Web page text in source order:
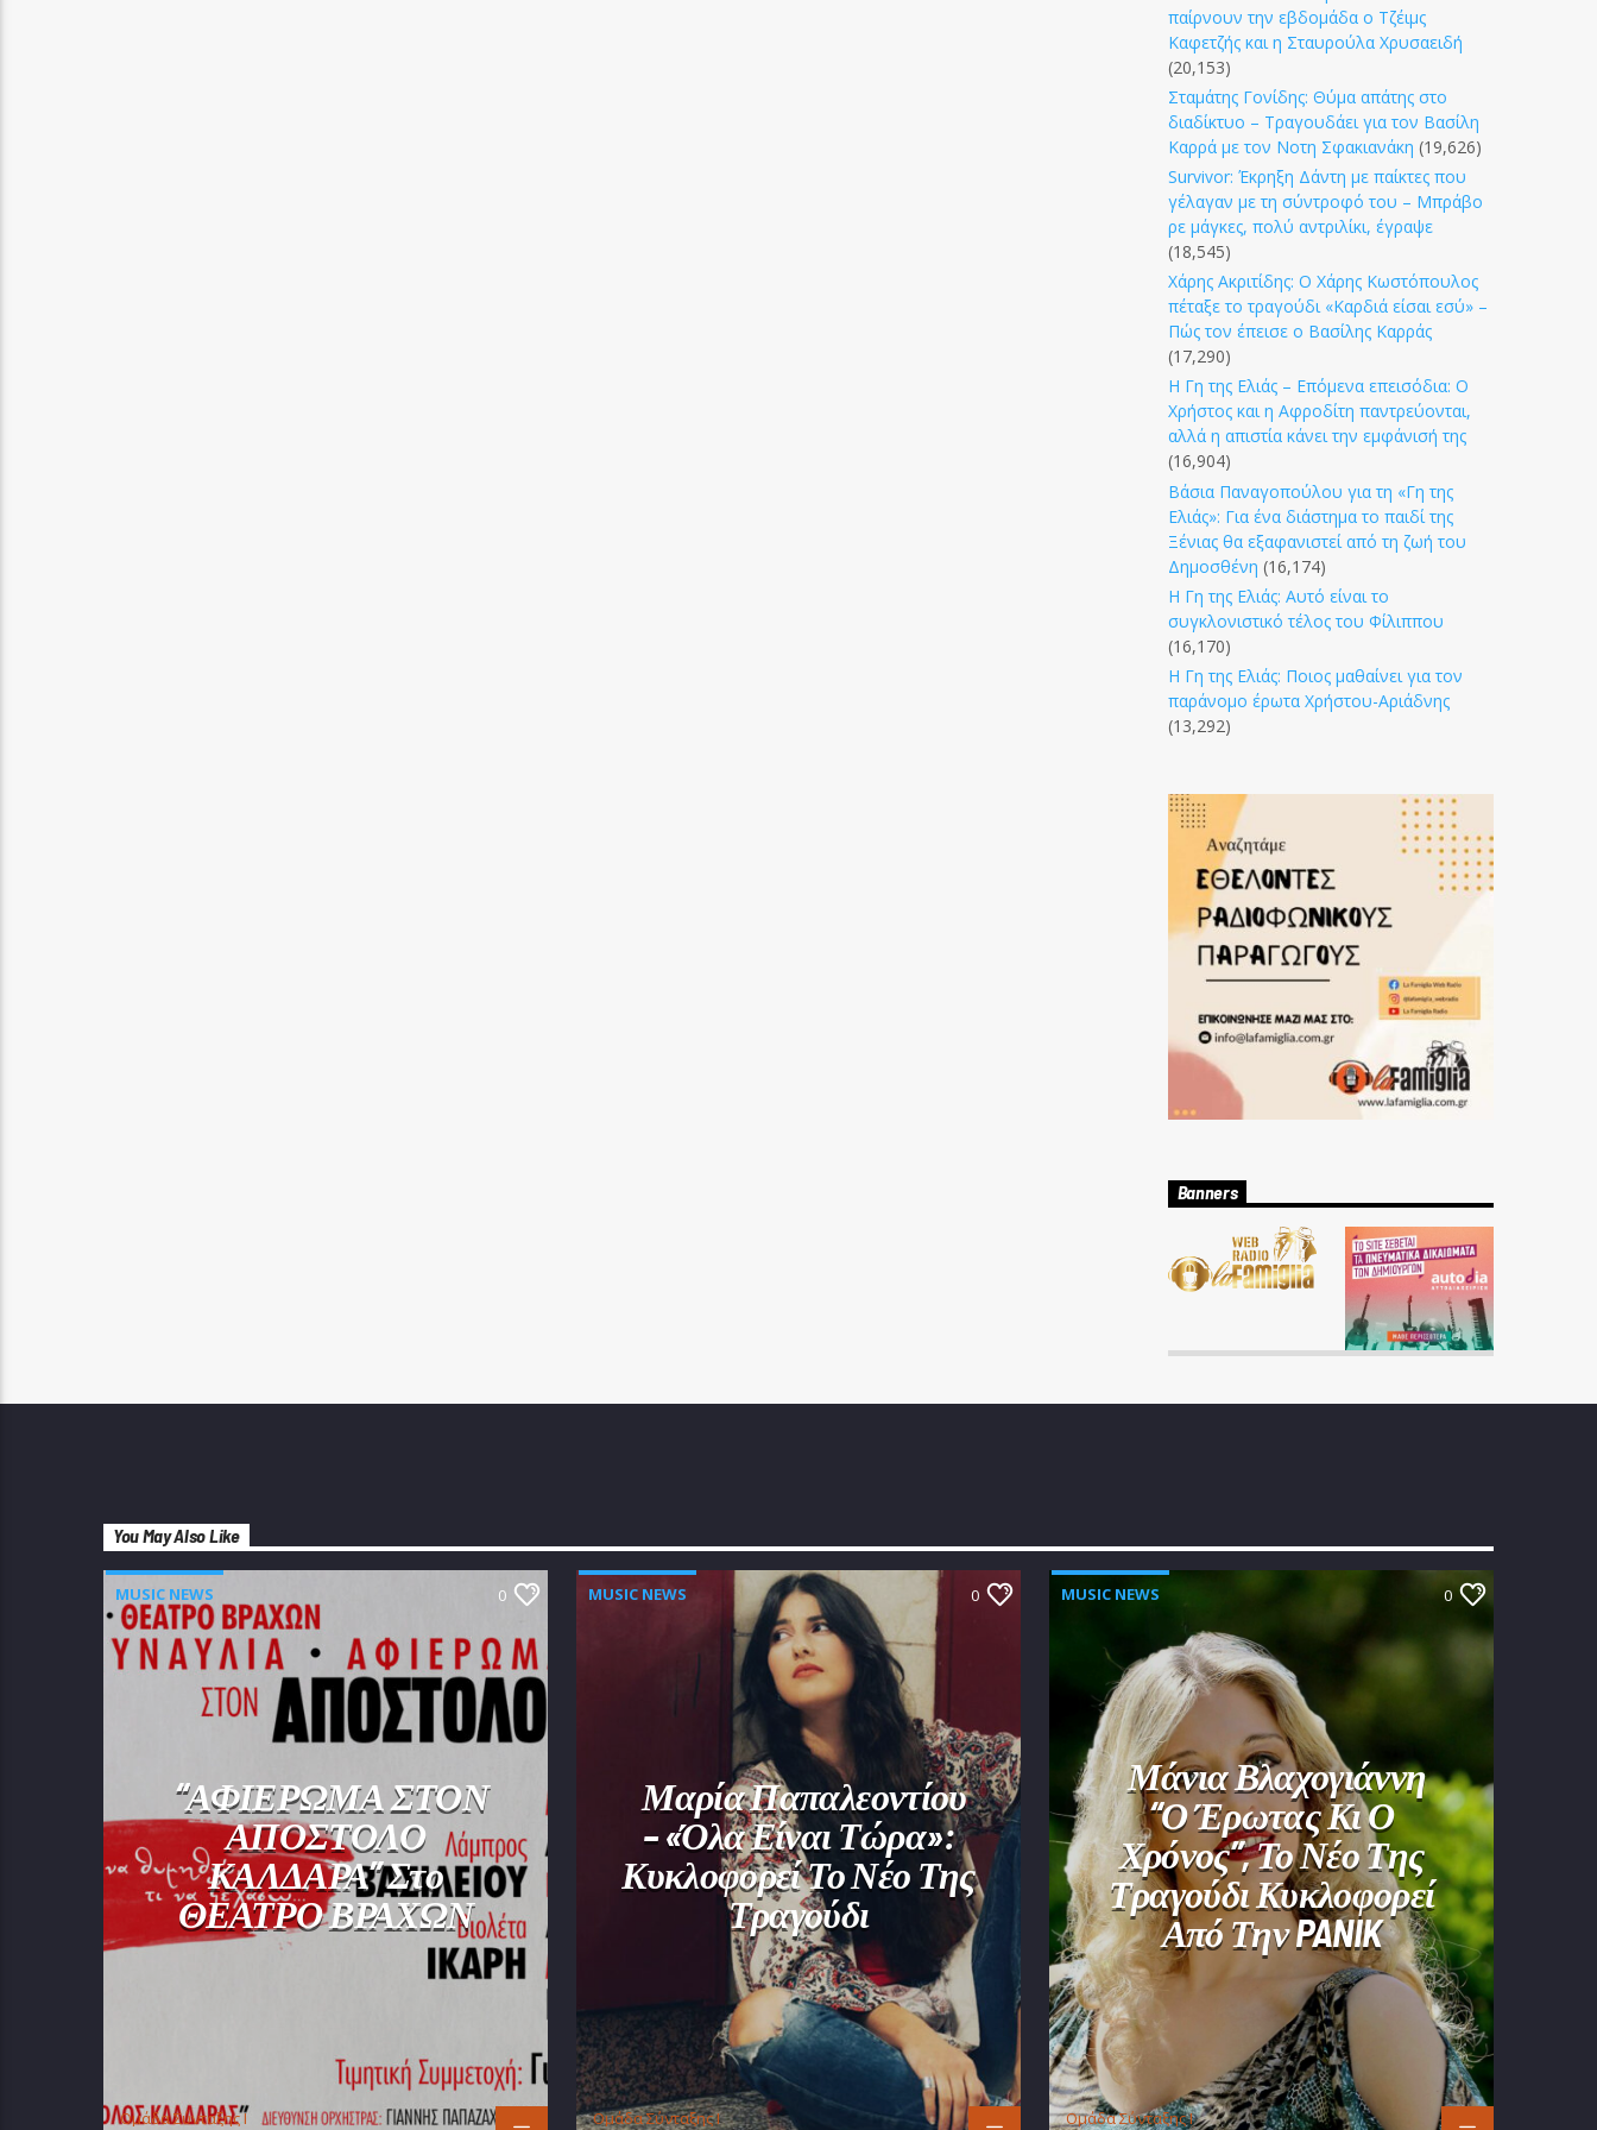
παίρνουν την εβδομάδα ο Τζέιμς
Καφετζής και η Σταυρούλα Χρυσαειδή
(20,153)
Σταμάτης Γονίδης: Θύμα απάτης στο
διαδίκτυο – Τραγουδάει για τον Βασίλη
Καρρά με τον Νοτη Σφακιανάκη (19,626)
Survivor: Έκρηξη Δάντη με παίκτες που
γέλαγαν με τη σύντροφό του – Μπράβο
ρε μάγκες, πολύ αντριλίκι, έγραψε
(18,545)
Χάρης Ακριτίδης: Ο Χάρης Κωστόπουλος
πέταξε το τραγούδι «Καρδιά είσαι εσύ» –
Πώς τον έπεισε ο Βασίλης Καρράς
(17,290)
Η Γη της Ελιάς – Επόμενα επεισόδια: Ο
Χρήστος και η Αφροδίτη παντρεύονται,
αλλά η απιστία κάνει την εμφάνισή της
(16,904)
Βάσια Παναγοπούλου για τη «Γη της
Ελιάς»: Για ένα διάστημα το παιδί της
Ξένιας θα εξαφανιστεί από τη ζωή του
Δημοσθένη (16,174)
Η Γη της Ελιάς: Αυτό είναι το
συγκλονιστικό τέλος του Φίλιππου
(16,170)
Η Γη της Ελιάς: Ποιος μαθαίνει για τον
παράνομο έρωτα Χρήστου-Αριάδνης
(13,292)
Banners
You May Also Like
MUSIC NEWS 0
“ΑΦΙΕΡΩΜΑ ΣΤΟΝ
ΑΠΟΣΤΟΛΟ
ΚΑΛΔΑΡΑ” Στο
ΘΕΑΤΡΟ ΒΡΑΧΩΝ
Oμάδα Σύνταξης Ι
MUSIC NEWS 0
Μαρία Παπαλεοντίου
– «Όλα Είναι Τώρα»:
Κυκλοφορεί Το Νέο Της
Τραγούδι
Oμάδα Σύνταξης Ι
MUSIC NEWS 0
Μάνια Βλαχογιάννη
“Ο Έρωτας Κι Ο
Χρόνος”, Το Νέο Της
Τραγούδι Κυκλοφορεί
Από Την PANIK
Oμάδα Σύνταξης Ι